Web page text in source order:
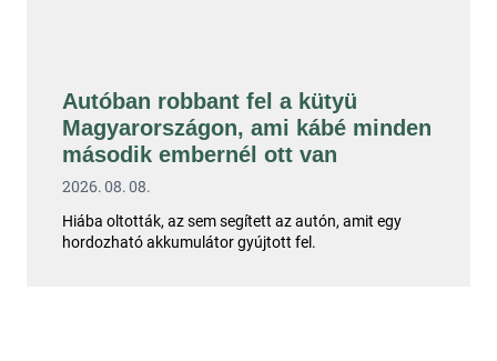
Autóban robbant fel a kütyü
Magyarországon, ami kábé minden
második embernél ott van
2026. 08. 08.
Hiába oltották, az sem segített az autón, amit egy
hordozható akkumulátor gyújtott fel.